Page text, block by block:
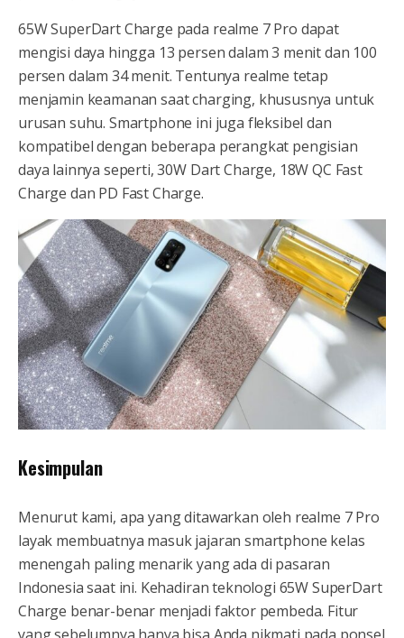
65W SuperDart Charge pada realme 7 Pro dapat
mengisi daya hingga 13 persen dalam 3 menit dan 100
persen dalam 34 menit. Tentunya realme tetap
menjamin keamanan saat charging, khususnya untuk
urusan suhu. Smartphone ini juga fleksibel dan
kompatibel dengan beberapa perangkat pengisian
daya lainnya seperti, 30W Dart Charge, 18W QC Fast
Charge dan PD Fast Charge.
Kesimpulan
Menurut kami, apa yang ditawarkan oleh realme 7 Pro
layak membuatnya masuk jajaran smartphone kelas
menengah paling menarik yang ada di pasaran
Indonesia saat ini. Kehadiran teknologi 65W SuperDart
Charge benar-benar menjadi faktor pembeda. Fitur